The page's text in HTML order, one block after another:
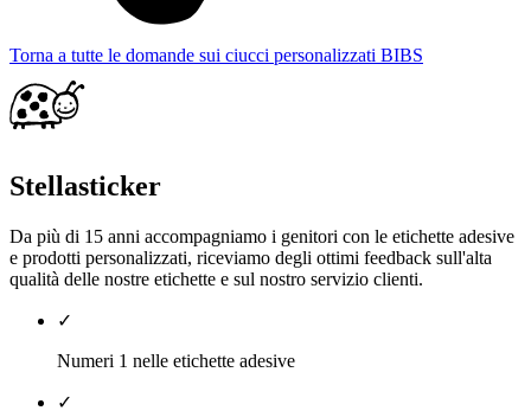
Torna a tutte le domande sui ciucci personalizzati BIBS
Stellasticker
Da più di 15 anni accompagniamo i genitori con le etichette adesive
e prodotti personalizzati, riceviamo degli ottimi feedback sull'alta
qualità delle nostre etichette e sul nostro servizio clienti.
✓
Numeri 1 nelle etichette adesive
✓